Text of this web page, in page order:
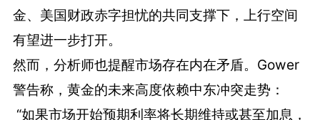
金、美国财政赤字担忧的共同支撑下，上行空间
有望进一步打开。
然而，分析师也提醒市场存在内在矛盾。Gower
警告称，黄金的未来高度依赖中东冲突走势：
“如果市场开始预期利率将长期维持或甚至加息，